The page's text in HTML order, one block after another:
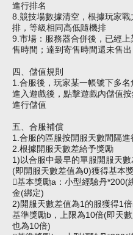
進行排名
8.競技場數據清空，根據玩家
排，等級相同高低隨機排
9.市場：服務器合併後，已經
售時間；達到寄售時間還未售
四、儲值規則
1.合服後，玩家某一帳號下多名
進入遊戲後，點擊遊戲內儲值
進行儲值
五、合服補償
1.合服的區服按開服天數間隔
2.根據開服天數差給予獎勵
1)以合服中最早的單服開服天
(即開服天數差值為0)獲得基本
基本獎勵a：小型經驗丹*200(
金(綁定)
2)開服天數差值為1的服獲得1
基準獎勵b，上限為10倍(即天
也為10倍)